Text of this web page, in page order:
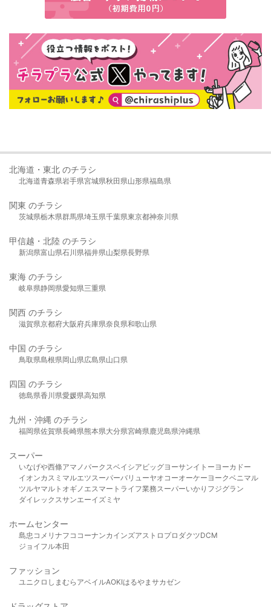
北海道・東北 のチラシ
北海道青森県岩手県宮城県秋田県山形県福島県
関東 のチラシ
茨城県栃木県群馬県埼玉県千葉県東京都神奈川県
甲信越・北陸 のチラシ
新潟県富山県石川県福井県山梨県長野県
東海 のチラシ
岐阜県静岡県愛知県三重県
関西 のチラシ
滋賀県京都府大阪府兵庫県奈良県和歌山県
中国 のチラシ
鳥取県島根県岡山県広島県山口県
四国 のチラシ
徳島県香川県愛媛県高知県
九州・沖縄 のチラシ
福岡県佐賀県長崎県熊本県大分県宮崎県鹿児島県沖縄県
スーパー
いなげや西條アマノパークスベイシア ビッグヨーサンイトーヨーカドー
イオンカスミ マルエツスーパーバリューヤオコーオーケー ヨークベニマル
ツルヤマルト オギノ エスマート ライフ業務スーパーいかり フジグラン
ダイレックスサンエーイズミヤ
ホームセンター
島忠 コメリ ナフコ コーナンカインズアストロプロダクツDCM
ジョイフル本田
ファッション
ユニクロ しまむら アベイルAOKIはるやま サカゼン